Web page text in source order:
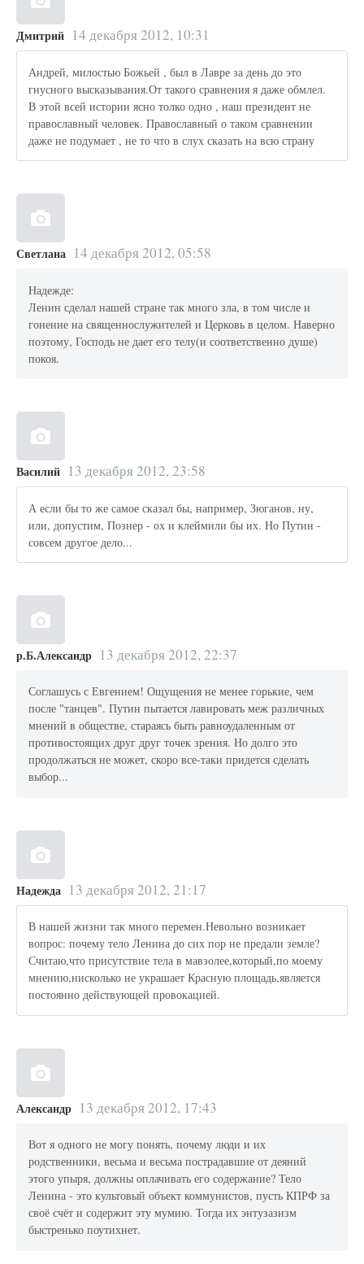
Дмитрий 14 декабря 2012, 10:31
Андрей, милостью Божьей , был в Лавре за день до это
гнусного высказывания.От такого сравнения я даже обмлел.
В этой всей истории ясно толко одно , наш президент не
православный человек. Православный о таком сравнении
даже не подумает , не то что в слух сказать на всю страну
Светлана 14 декабря 2012, 05:58
Надежде:
Ленин сделал нашей стране так много зла, в том числе и
гонение на священнослужителей и Церковь в целом. Наверно
поэтому, Господь не дает его телу(и соответственно душе)
покоя.
Василий 13 декабря 2012, 23:58
А если бы то же самое сказал бы, например, Зюганов, ну,
или, допустим, Познер - ох и клеймили бы их. Но Путин -
совсем другое дело...
р.Б.Александр 13 декабря 2012, 22:37
Соглашусь с Евгением! Ощущения не менее горькие, чем
после "танцев". Путин пытается лавировать меж различных
мнений в обществе, стараясь быть равноудаленным от
противостоящих друг друг точек зрения. Но долго это
продолжаться не может, скоро все-таки придется сделать
выбор...
Надежда 13 декабря 2012, 21:17
В нашей жизни так много перемен.Невольно возникает
вопрос: почему тело Ленина до сих пор не предали земле?
Считаю,что присутствие тела в мавзолее,который,по моему
мнению,нисколько не украшает Красную площадь,является
постоянно действующей провокацией.
Александр 13 декабря 2012, 17:43
Вот я одного не могу понять, почему люди и их
родственники, весьма и весьма пострадавшие от деяний
этого упыря, должны оплачивать его содержание? Тело
Ленина - это культовый объект коммунистов, пусть КПРФ за
своё счёт и содержит эту мумию. Тогда их энтузазизм
быстренько поутихнет.